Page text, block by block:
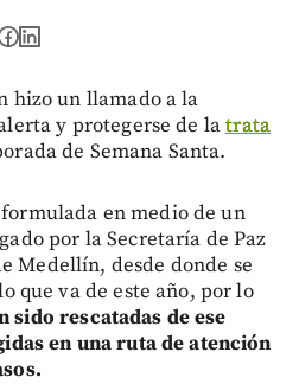
hizo un llamado a la
y protegerse de latrata
de Semana Santa.
en medio de un
por la Secretaría de Paz
Medellín, desde donde se
que va de este año, por lo
sido rescatadas de ese
en una ruta de atención